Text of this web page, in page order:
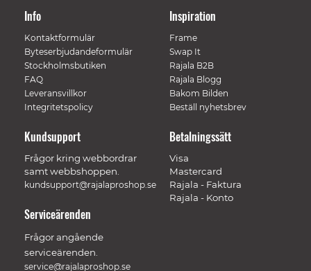
Info
Kontaktformulär
Byteserbjudandeformulär
Stockholmsbutiken
FAQ
Leveransvillkor
Integritetspolicy
Inspiration
Frame
Swap It
Rajala B2B
Rajala Blogg
Bakom Bilden
Beställ nyhetsbrev
Betalningssätt
Visa
Mastercard
Rajala - Faktura
Rajala - Konto
Kundsupport
Frågor kring webbordrar
samt webbshoppen.
kundsupport@rajalaproshop.se
Serviceärenden
Frågor angående
serviceärenden.
service@rajalaproshop.se